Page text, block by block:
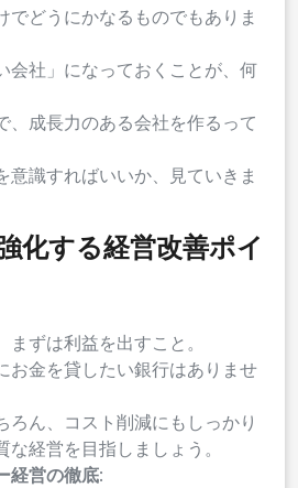
でどうにかなるものでもありま
会社」になっておくことが、何
、成長力のある会社を作るって
意識すればいいか、見ていきま
化する経営改善ポイ
まずは利益を出すこと。
お金を貸したい銀行はありませ
ろん、コスト削減にもしっかり
経営を目指しましょう。
経営の徹底: